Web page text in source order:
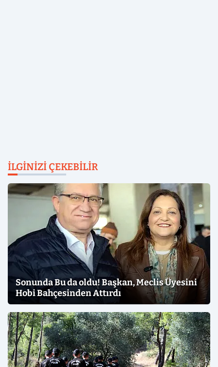
İLGINIZI ÇEKEBILIR
Sonunda Bu da oldu! Başkan, Meclis Üyesini
Hobi Bahçesinden Attırdı